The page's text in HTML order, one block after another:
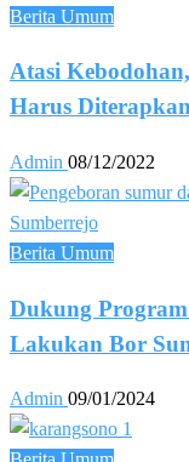
Berita Umum
Atasi
Harus
Admin 08/12/2022
Berita Umum
Dukung
Lakukan Bor
Admin 09/01/2024